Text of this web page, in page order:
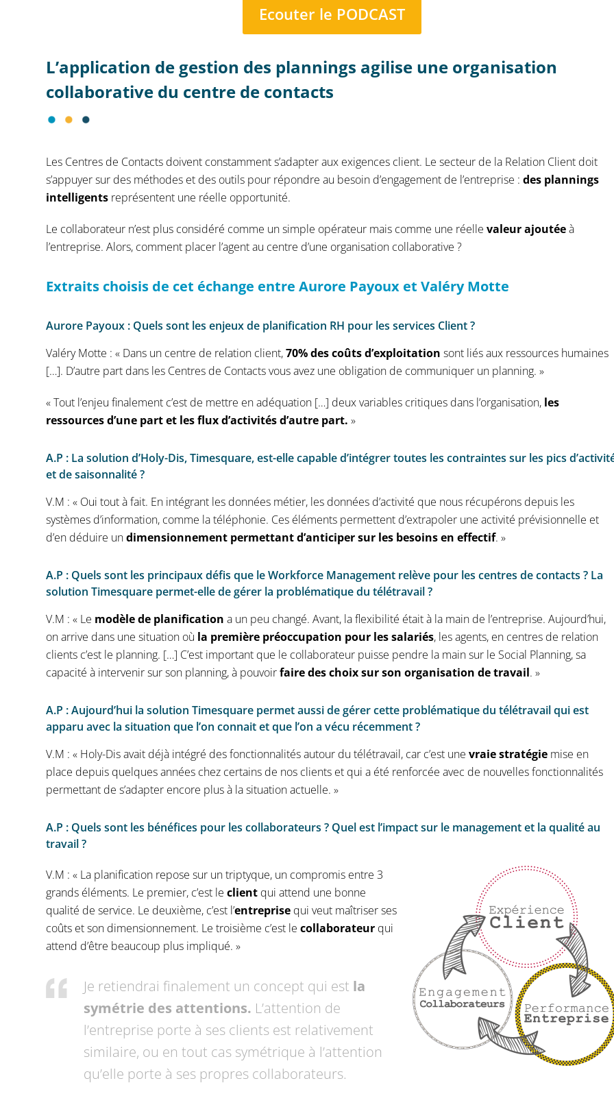
Ecouter le PODCAST
L’application de gestion des plannings agilise une organisation
collaborative du centre de contacts
Les Centres de Contacts doivent constamment s’adapter aux exigences client. Le secteur de la Relation Client doit
s’appuyer sur des méthodes et des outils pour répondre au besoin d’engagement de l’entreprise : des plannings
intelligents représentent une réelle opportunité.
Le collaborateur n’est plus considéré comme un simple opérateur mais comme une réellevaleur ajoutéeà
l’entreprise. Alors, comment placer l’agent au centre d’une organisation collaborative ?
Extraits choisis de cet échange entreAurore Payoux etValéry Motte
Aurore Payoux : Quels sont les enjeux de planification RH pour les services Client ?
Valéry Motte : « Dans un centre de relation client,70% des coûts d’exploitation sont liés aux ressources humaines
[…]. D’autre part dans les Centres de Contacts vous avez une obligation de communiquer un planning. »
« Tout l’enjeu finalement c’est de mettre en adéquation […] deux variables critiques dans l’organisation, les
ressources d’une part et les flux d’activités d’autre part. »
A.P : La solution d’Holy-Dis, Timesquare, est-elle capable d’intégrer toutes les contraintes sur les pics
et de saisonnalité ?
V.M : « Oui tout à fait. En intégrant les données métier, les données d’activité que nous récupérons depuis les
systèmes d’information, comme la téléphonie. Ces éléments permettent d’extrapoler une activité prévisionnelle et
d’en déduire undimensionnement permettant d’anticiper sur les besoins en effectif. »
A.P : Quels sont les principaux défis que le Workforce Management relève pour les centres de contacts ? La
solution Timesquare permet-elle de gérer la problématique du télétravail ?
V.M : « Le modèle de planificationa un peu changé. Avant, la flexibilité était à la main de l’entreprise. Aujourd’hui,
on arrive dans une situation où la première préoccupation pour les salariés, les agents, en centres de relation
clients c’est le planning. […] C’est important que le collaborateur puisse pendre la main sur le Social Planning, sa
capacité à intervenir sur son planning, à pouvoirfaire des choix sur son organisation de travail. »
A.P : Aujourd’hui la solution Timesquare permet aussi de gérer cette problématique du télétravail qui est
apparu avec la situation que l’on connait et que l’on a vécu récemment ?
V.M : « Holy-Dis avait déjà intégré des fonctionnalités autour du télétravail, car c’est unevraie stratégie mise en
place depuis quelques années chez certains de nos clients et qui a été renforcée avec de nouvelles fonctionnalités
permettant de s’adapter encore plus à la situation actuelle. »
A.P : Quels sont les bénéfices pour les collaborateurs ? Quel est l’impact sur le management et la qualité au
travail ?
V.M : « La planification repose sur un triptyque, un compromis entre 3
grands éléments. Le premier, c’est leclient qui attend une bonne
qualité de service. Le deuxième, c’est l’entreprise qui veut maîtriser ses
coûts et son dimensionnement. Le troisième c’est lecollaborateur qui
attend d’être beaucoup plus impliqué. »
Je retiendrai finalement un concept qui est la
symétrie des attentions. L’attention de
l’entreprise porte à ses clients est relativement
similaire, ou en tout cas symétrique à l’attention
qu’elle porte à ses propres collaborateurs.